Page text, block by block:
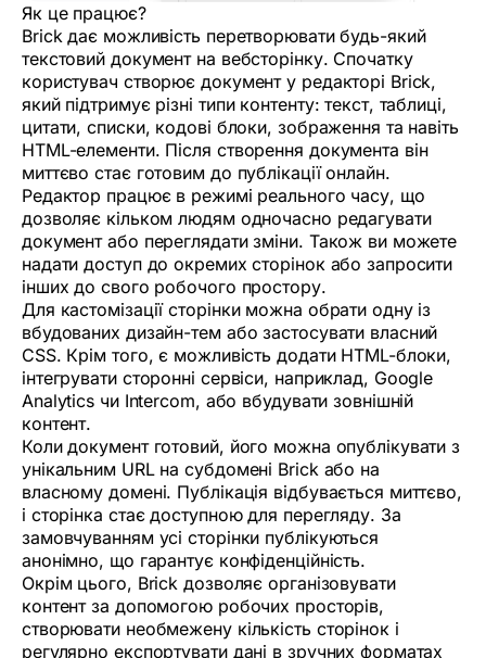
Як це працює?
Brick дає можливість перетворювати будь-який
текстовий документ на вебсторінку. Спочатку
користувач створює документ у редакторі Brick,
який підтримує різні типи контенту: текст, таблиці,
цитати, списки, кодові блоки, зображення та навіть
HTML-елементи. Після створення документа він
миттєво стає готовим до публікації онлайн.
Редактор працює в режимі реального часу, що
дозволяє кільком людям одночасно редагувати
документ або переглядати зміни. Також ви можете
надати доступ до окремих сторінок або запросити
інших до свого робочого простору.
Для кастомізації сторінки можна обрати одну із
вбудованих дизайн-тем або застосувати власний
CSS. Крім того, є можливість додати HTML-блоки,
інтегрувати сторонні сервіси, наприклад, Google
Analytics чи Intercom, або вбудувати зовнішній
контент.
Коли документ готовий, його можна опублікувати з
унікальним URL на субдомені Brick або на
власному домені. Публікація відбувається миттєво,
і сторінка стає доступною для перегляду. За
замовчуванням усі сторінки публікуються
анонімно, що гарантує конфіденційність.
Окрім цього, Brick дозволяє організовувати
контент за допомогою робочих просторів,
створювати необмежену кількість сторінок і
регулярно експортувати дані в зручних форматах